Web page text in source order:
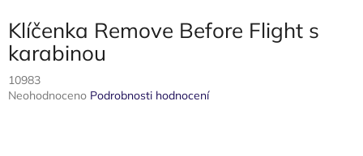
Klíčenka Remove Before Flight s
karabinou
10983
Průměrné
Neohodnoceno Podrobnosti hodnocení